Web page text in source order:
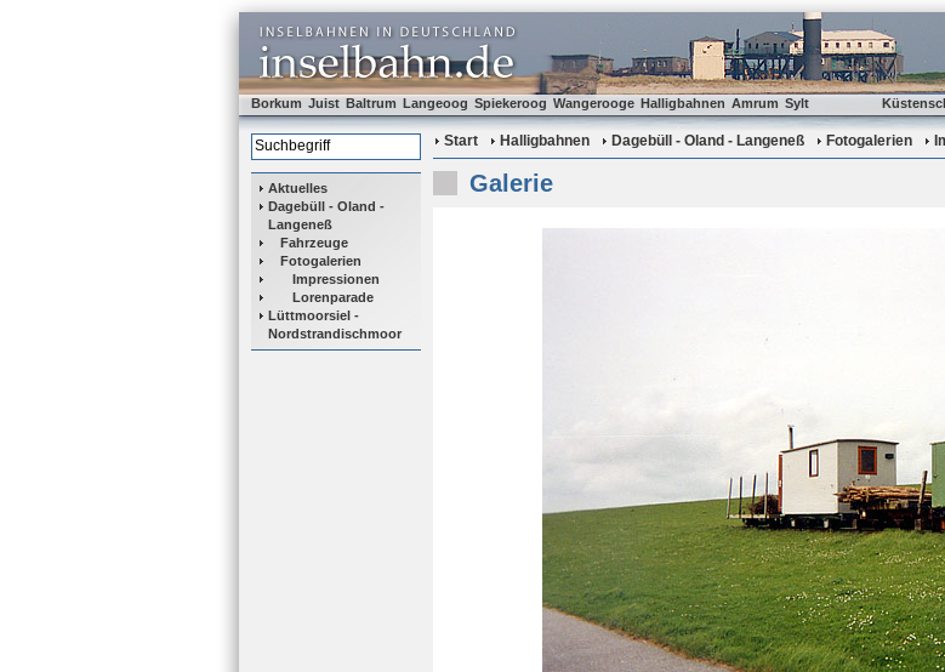
Borkum Juist Baltrum Langeoog Spiekeroog Wangerooge Halligbahnen Amrum Sylt
Aktuelles
Dagebüll - Oland -
Langeneß
Fahrzeuge
Fotogalerien
Impressionen
Lorenparade
Lüttmoorsiel -
Nordstrandischmoor
Start Halligbahnen Dagebüll - Oland - Langeneß Fotogalerien
Galerie